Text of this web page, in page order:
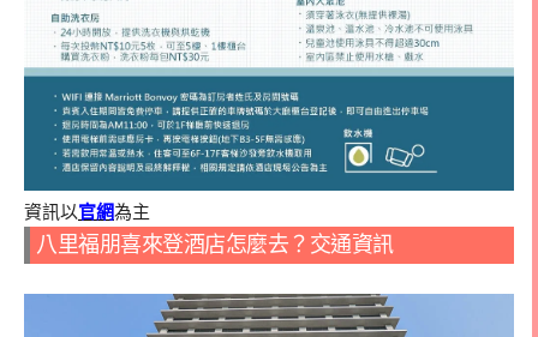
資訊以官網為主
八里福朋喜來登酒店怎麼去？交通資訊